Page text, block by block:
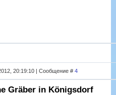
20:19:10 | Сообщение # 4
Gräber in Königsdorf